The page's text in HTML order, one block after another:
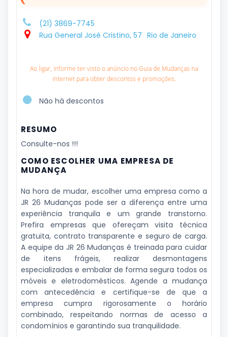
(21) 3869-7745
Rua General José Cristino, 57 Rio de Janeiro
Ao ligar, informe ter visto o anúncio no Guia de Mudanças na
internet para obter descontos e promoções.
Não há descontos
RESUMO
Consulte-nos !!!
COMO ESCOLHER UMA EMPRESA DE
MUDANÇA
Na hora de mudar, escolher uma empresa como a
JR 26 Mudanças pode ser a diferença entre uma
experiência tranquila e um grande transtorno.
Prefira empresas que ofereçam visita técnica
gratuita, contrato transparente e seguro de carga.
A equipe da JR 26 Mudanças é treinada para cuidar
de itens frágeis, realizar desmontagens
especializadas e embalar de forma segura todos os
móveis e eletrodomésticos. Agende a mudança
com antecedência e certifique-se de que a
empresa cumpra rigorosamente o horário
combinado, respeitando normas de acesso a
condomínios e garantindo sua tranquilidade.